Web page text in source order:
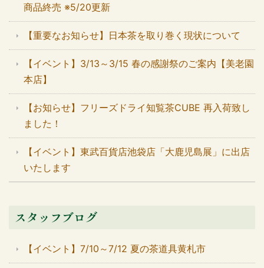
商品終売 ※5/20更新
【重要なお知らせ】日本茶を取り巻く現状について
【イベント】3/13～3/15 春の感謝祭のご案内【美老園
本店】
【お知らせ】フリーズドライ知覧茶CUBE 再入荷致し
ました！
【イベント】東武百貨店池袋店「大鹿児島展」に出店
いたします
スタッフブログ
【イベント】7/10～7/12 夏の茶道具黄札市